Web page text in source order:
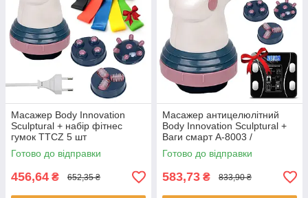
Масажер Body Innovation
Sculptural + набір фітнес
гумок TTCZ 5 шт
Готово до відправки
456,64 ₴ 652,35 ₴
Масажер антицелюлітний
Body Innovation Sculptural +
Ваги смарт A-8003 /
Вібромасажер для тіла
Готово до відправки
583,73 ₴ 833,90 ₴